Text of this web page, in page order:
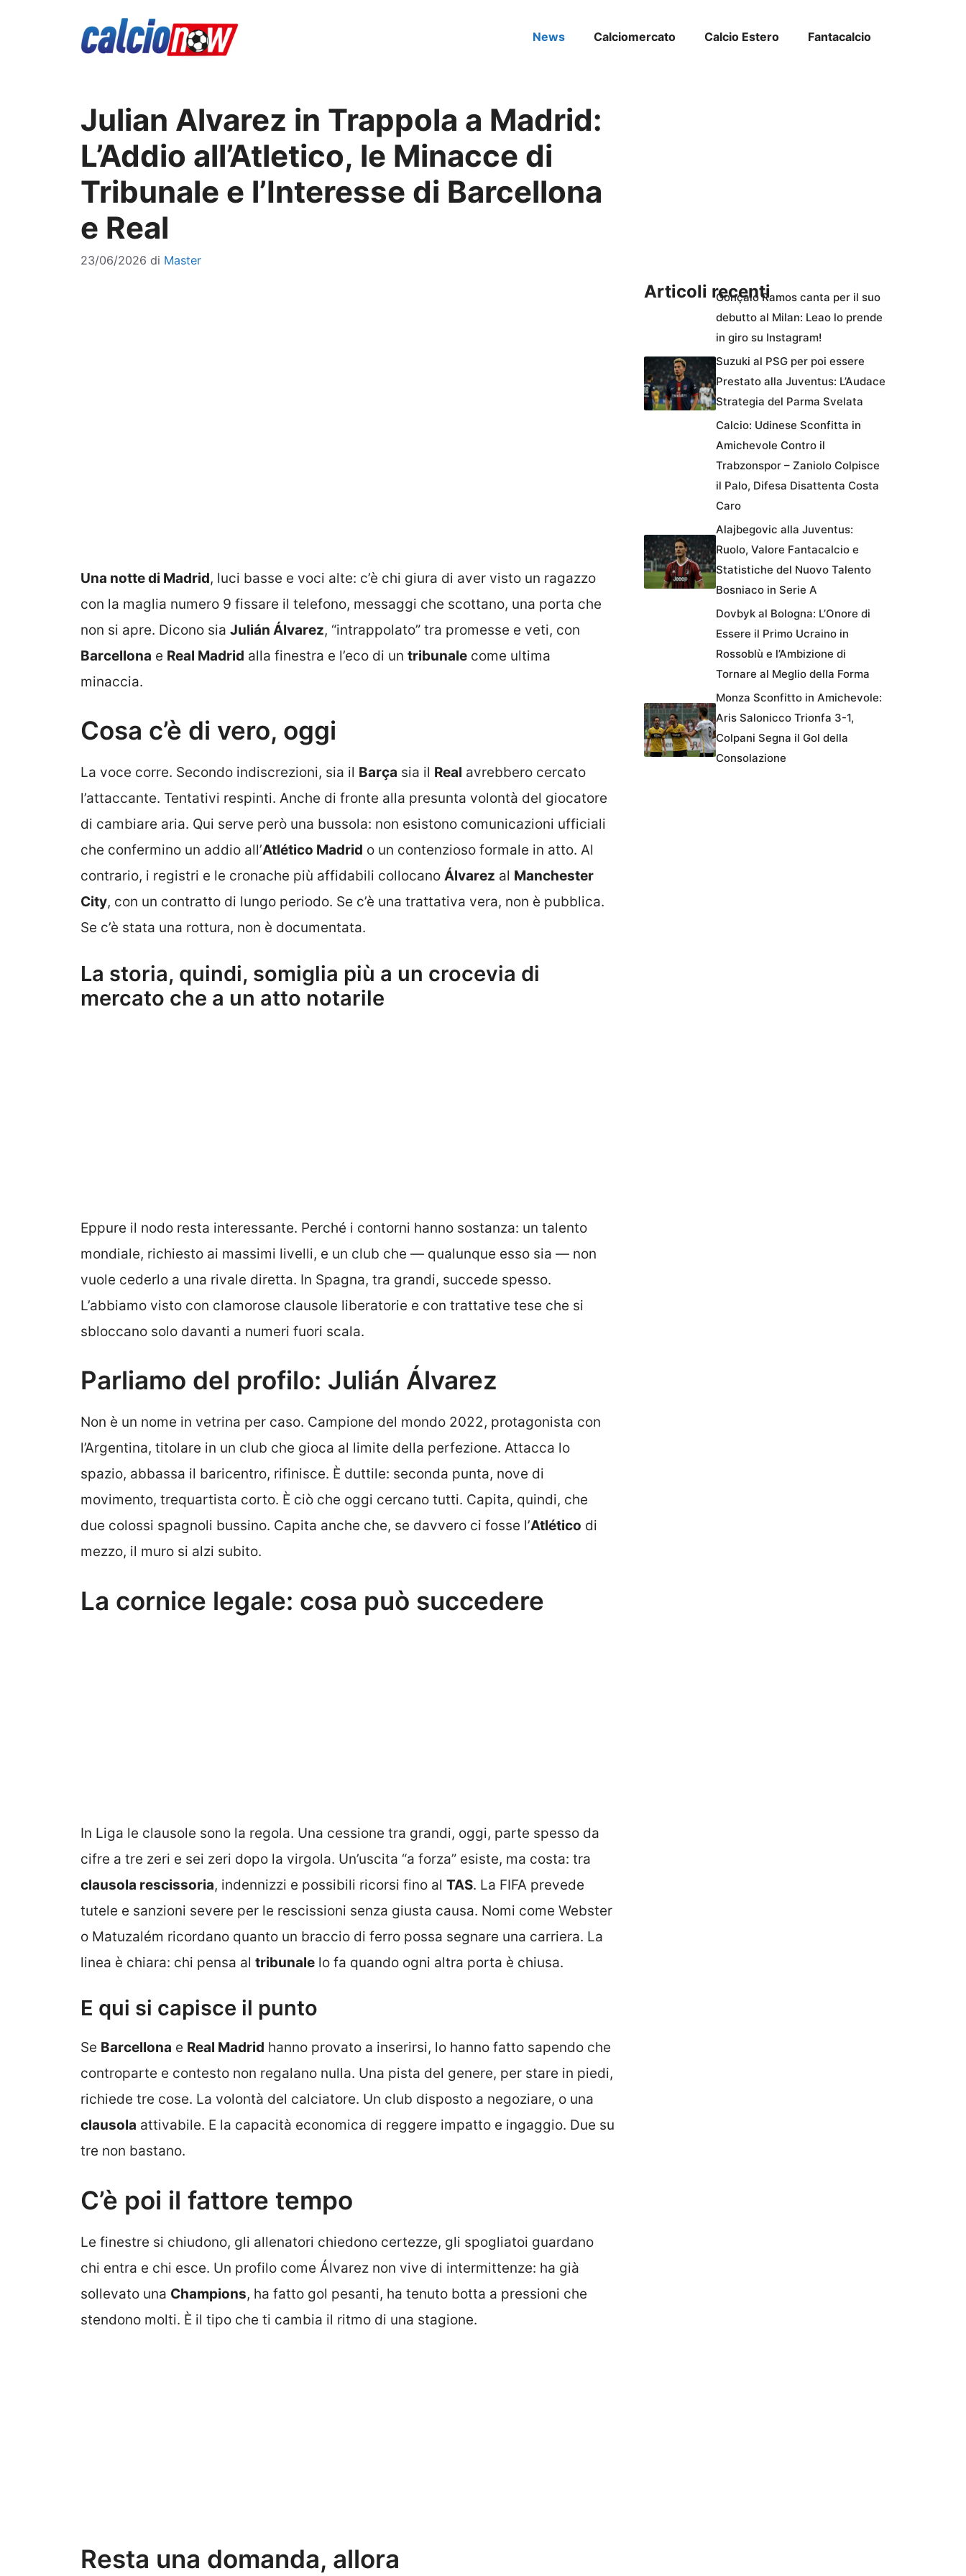
News Calciomercato Calcio Estero Fantacalcio
Julian Alvarez in Trappola a Madrid:
L’Addio all’Atletico, le Minacce di
Tribunale e l’Interesse di Barcellona
e Real
23/06/2026 di Master
Una notte di Madrid, luci basse e voci alte: c’è chi giura di aver visto un ragazzo
con la maglia numero 9 fissare il telefono, messaggi che scottano, una porta che
non si apre. Dicono sia Julián Álvarez, “intrappolato” tra promesse e veti, con
Barcellona e Real Madrid alla finestra e l’eco di un tribunale come ultima
minaccia.
Cosa c’è di vero, oggi
La voce corre. Secondo indiscrezioni, sia il Barça sia il Real avrebbero cercato
l’attaccante. Tentativi respinti. Anche di fronte alla presunta volontà del giocatore
di cambiare aria. Qui serve però una bussola: non esistono comunicazioni ufficiali
che confermino un addio all’Atlético Madrid o un contenzioso formale in atto. Al
contrario, i registri e le cronache più affidabili collocano Álvarez al Manchester
City, con un contratto di lungo periodo. Se c’è una trattativa vera, non è pubblica.
Se c’è stata una rottura, non è documentata.
La storia, quindi, somiglia più a un crocevia di
mercato che a un atto notarile
Eppure il nodo resta interessante. Perché i contorni hanno sostanza: un talento
mondiale, richiesto ai massimi livelli, e un club che — qualunque esso sia — non
vuole cederlo a una rivale diretta. In Spagna, tra grandi, succede spesso.
L’abbiamo visto con clamorose clausole liberatorie e con trattative tese che si
sbloccano solo davanti a numeri fuori scala.
Parliamo del profilo: Julián Álvarez
Non è un nome in vetrina per caso. Campione del mondo 2022, protagonista con
l’Argentina, titolare in un club che gioca al limite della perfezione. Attacca lo
spazio, abbassa il baricentro, rifinisce. È duttile: seconda punta, nove di
movimento, trequartista corto. È ciò che oggi cercano tutti. Capita, quindi, che
due colossi spagnoli bussino. Capita anche che, se davvero ci fosse l’Atlético di
mezzo, il muro si alzi subito.
La cornice legale: cosa può succedere
In Liga le clausole sono la regola. Una cessione tra grandi, oggi, parte spesso da
cifre a tre zeri e sei zeri dopo la virgola. Un’uscita “a forza” esiste, ma costa: tra
clausola rescissoria, indennizzi e possibili ricorsi fino al TAS. La FIFA prevede
tutele e sanzioni severe per le rescissioni senza giusta causa. Nomi come Webster
o Matuzalém ricordano quanto un braccio di ferro possa segnare una carriera. La
linea è chiara: chi pensa al tribunale lo fa quando ogni altra porta è chiusa.
E qui si capisce il punto
Se Barcellona e Real Madrid hanno provato a inserirsi, lo hanno fatto sapendo che
controparte e contesto non regalano nulla. Una pista del genere, per stare in piedi,
richiede tre cose. La volontà del calciatore. Un club disposto a negoziare, o una
clausola attivabile. E la capacità economica di reggere impatto e ingaggio. Due su
tre non bastano.
C’è poi il fattore tempo
Le finestre si chiudono, gli allenatori chiedono certezze, gli spogliatoi guardano
chi entra e chi esce. Un profilo come Álvarez non vive di intermittenze: ha già
sollevato una Champions, ha fatto gol pesanti, ha tenuto botta a pressioni che
stendono molti. È il tipo che ti cambia il ritmo di una stagione.
Resta una domanda, allora
Articoli recentiGonçalo Ramos canta per il suo
debutto al Milan: Leao lo prende
in giro su Instagram!
Suzuki al PSG per poi essere
Prestato alla Juventus: L’Audace
Strategia del Parma Svelata
Calcio: Udinese Sconfitta in
Amichevole Contro il
Trabzonspor – Zaniolo Colpisce
il Palo, Difesa Disattenta Costa
Caro
Alajbegovic alla Juventus:
Ruolo, Valore Fantacalcio e
Statistiche del Nuovo Talento
Bosniaco in Serie A
Dovbyk al Bologna: L’Onore di
Essere il Primo Ucraino in
Rossoblù e l’Ambizione di
Tornare al Meglio della Forma
Monza Sconfitto in Amichevole:
Aris Salonicco Trionfa 3-1,
Colpani Segna il Gol della
Consolazione